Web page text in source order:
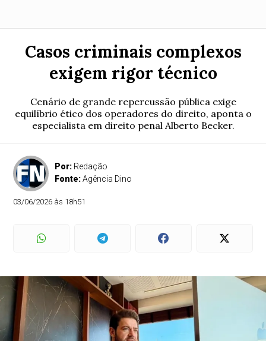
Casos criminais complexos
exigem rigor técnico
Cenário de grande repercussão pública exige
equilíbrio ético dos operadores do direito, aponta o
especialista em direito penal Alberto Becker.
Por: Redação
Fonte:Agência Dino
03/06/2026 às 18h51